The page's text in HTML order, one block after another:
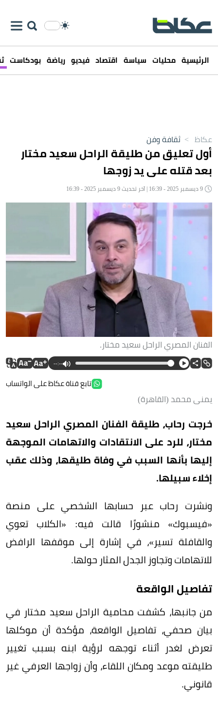
الرئيسية محليات سياسة اقتصاد فيديو رياضة بودكاست
عكاظ > ثقافة وفن
أول تعليق من طليقة الراحل سعيد مختار
بعد قتله على يد زوجها
الفنان المصري الراحل سعيد مختار.
--:--
تابع قناة عكاظ على الواتساب
يمنى محمد (القاهرة)
خرجت رحاب، طليقة الفنان المصري الراحل سعيد
مختار، للرد على الانتقادات والاتهامات الموجهة
إليها بأنها السبب في وفاة طليقها، وذلك عقب
إخلاء سبيلها.
ونشرت رحاب عبر حسابها الشخصي على منصة
«فيسبوك» منشورًا قالت فيه: «الكلاب تعوي
والقافلة تسير»، في إشارة إلى موقفها الرافض
للاتهامات وتجاوز الجدل المثار حولها.
تفاصيل الواقعة
من جانبها، كشفت محامية الراحل سعيد مختار في
بيان صحفي، تفاصيل الواقعة، مؤكدة أن موكلها
تعرض لغدر أثناء توجهه لرؤية ابنه بسبب تغيير
طليقته موعد ومكان اللقاء، وأن زواجها العرفي غير
قانوني.